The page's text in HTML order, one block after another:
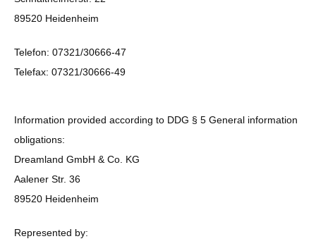
89520 Heidenheim
Telefon: 07321/30666-47
Telefax: 07321/30666-49
Information provided according to DDG § 5 General information
obligations:
Dreamland GmbH & Co. KG
Aalener Str. 36
89520 Heidenheim
Represented by: